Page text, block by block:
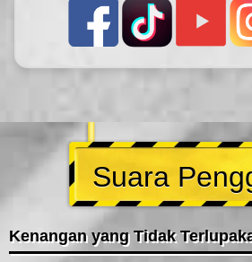
Suara
Kenangan yang Tidak